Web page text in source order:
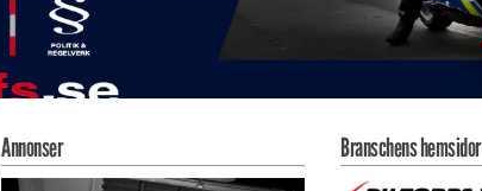
Annonser Branschens hemsidor